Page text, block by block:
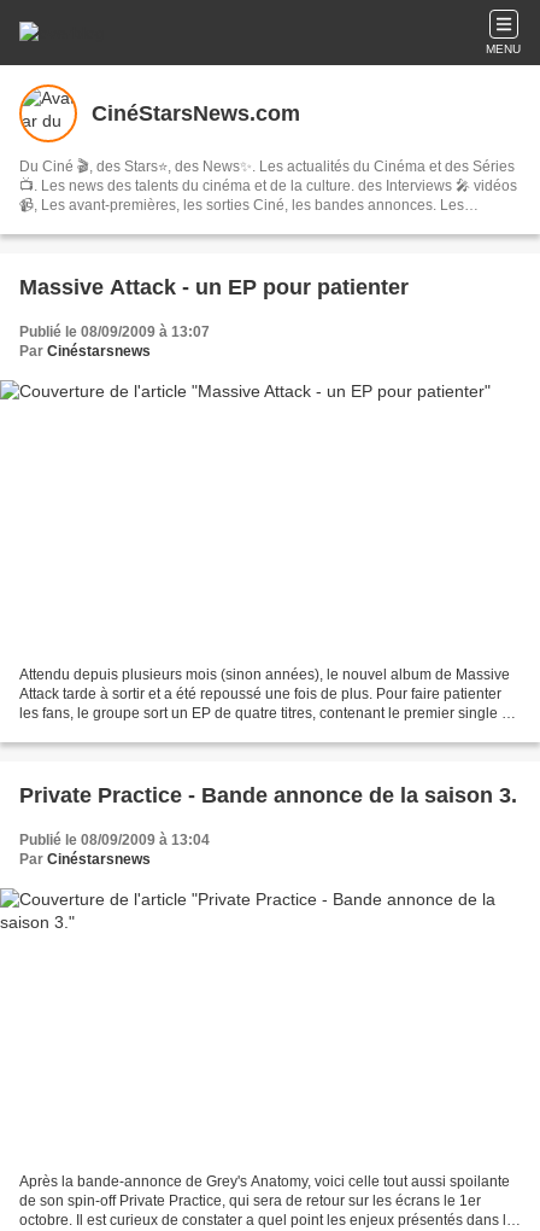
MENU
CinéStarsNews.com
Du Ciné 🎬, des Stars⭐, des News✨. Les actualités du Cinéma et des Séries
📺. Les news des talents du cinéma et de la culture. des Interviews 🎤 vidéos
📹, Les avant-premières, les sorties Ciné, les bandes annonces. Les
Massive Attack - un EP pour patienter
Publié le 08/09/2009 à 13:07
Par Cinéstarsnews
Attendu depuis plusieurs mois (sinon années), le nouvel album de Massive
Attack tarde à sortir et a été repoussé une fois de plus. Pour faire patienter
les fans, le groupe sort un EP de quatre titres, contenant le premier single de
Private Practice - Bande annonce de la saison 3.
Publié le 08/09/2009 à 13:04
Par Cinéstarsnews
Après la bande-annonce de Grey's Anatomy, voici celle tout aussi spoilante
de son spin-off Private Practice, qui sera de retour sur les écrans le 1er
octobre. Il est curieux de constater a quel point les enjeux présentés dans le